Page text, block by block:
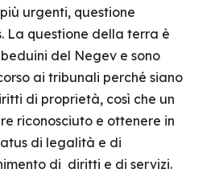
urgenti, questione
La questione della terra è
del Negev e sono
ai tribunali perché siano
di proprietà, così che un
riconosciuto e ottenere in
di legalità e di
di diritti e di servizi.